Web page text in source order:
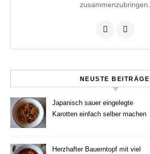
zusammenzubringen.
NEUSTE BEITRÄGE
Japanisch sauer eingelegte
Karotten einfach selber machen
Herzhafter Bauerntopf mit viel